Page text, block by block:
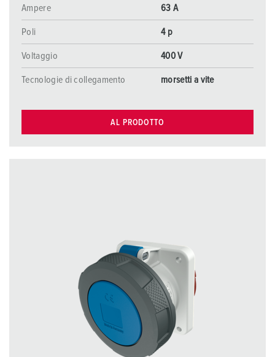
Ampere 63 A
Poli 4 p
Voltaggio 400 V
Tecnologie di collegamento morsetti a vite
AL PRODOTTO